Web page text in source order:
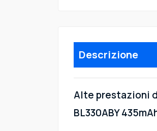
Descrizione
Alte prestazioni
BL330ABY